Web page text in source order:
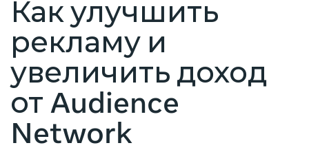
Как улучшить
рекламу и
увеличить доход
от Audience
Network